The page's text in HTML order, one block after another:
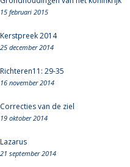
15 februari 2015
Kerstpreek 2014
25 december 2014
Richteren11: 29-35
16 november 2014
Correcties van de ziel
19 oktober 2014
Lazarus
21 september 2014